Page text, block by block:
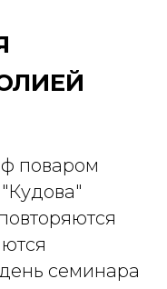
поваром
семинара